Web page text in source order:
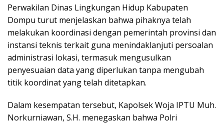
Perwakilan Dinas Lingkungan Hidup Kabupaten
Dompu turut menjelaskan bahwa pihaknya telah
melakukan koordinasi dengan pemerintah provinsi dan
instansi teknis terkait guna menindaklanjuti persoalan
administrasi lokasi, termasuk mengusulkan
penyesuaian data yang diperlukan tanpa mengubah
titik koordinat yang telah ditetapkan.
Dalam kesempatan tersebut, Kapolsek Woja IPTU Muh.
Norkurniawan, S.H. menegaskan bahwa Polri